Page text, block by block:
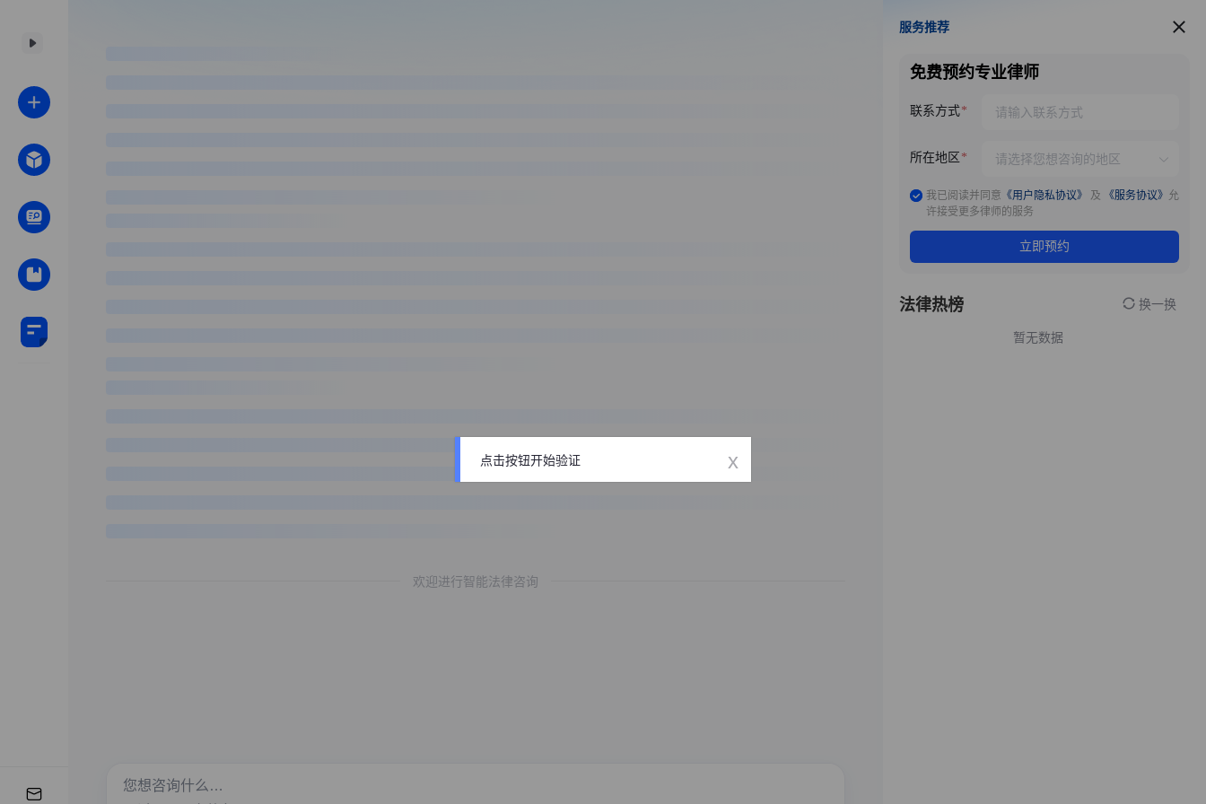
欢迎进行智能法律咨询
服务推荐
服务推荐
免费预约专业律师
联系方式
所在地区
我已阅读并同意 《用户隐私协议》 及 《服务协议》 允
许接受更多律师的服务
立即预约
法律热榜 换一换
暂无数据
点击按钮开始验证 x